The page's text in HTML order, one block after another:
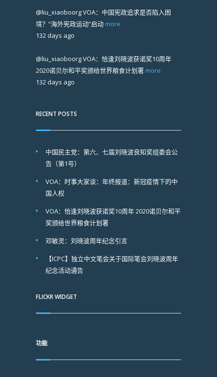
@liu_xiaoboorgVOA：中国宪政追求是否陷入困
境？“海外宪政运动”启动 more
132 days ago
@liu_xiaoboorgVOA：恰逢刘晓波获诺奖10周年
2020诺贝尔和平奖颁给世界粮食计划署 more
132 days ago
RECENT POSTS
中国民主党：第六、七届刘晓波良知奖组委会公
告（第1号）
VOA：时事大家谈：年终报道：新冠疫情下的中
国人权
VOA：恰逢刘晓波获诺奖10周年 2020诺贝尔和平
奖颁给世界粮食计划署
邓敏灵：刘晓波周年纪念引言
【ICPC】独立中文笔会关于国际笔会刘晓波周年
纪念活动通告
FLICKR WIDGET
功能